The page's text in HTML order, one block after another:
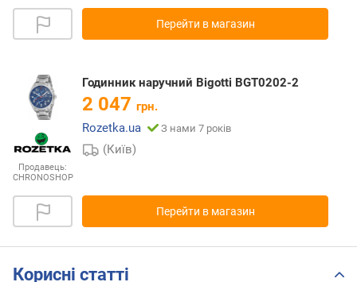
Перейти в магазин
Продавець:
CHRONOSHOP
Годинник наручний Bigotti BGT0202-2
2 047 грн.
Rozetka.ua
З нами 7 років
(Київ)
Перейти в магазин
Корисні статті